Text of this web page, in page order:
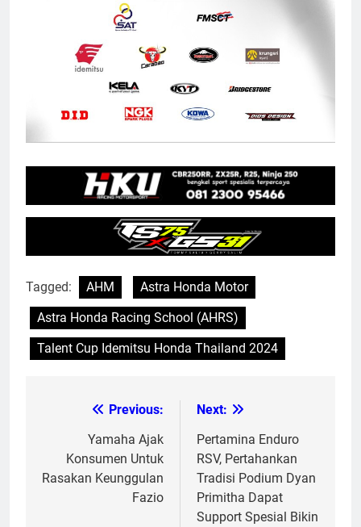
Tagged: AHM
Astra Honda Motor
Astra Honda Racing School (AHRS)
Talent Cup Idemitsu Honda Thailand 2024
navigation
Previous:
Yamaha Ajak
Konsumen Untuk
Rasakan Keunggulan
Fazio
Next:
Pertamina Enduro
RSV, Pertahankan
Tradisi Podium Dyan
Primitha Dapat
Support Spesial Bikin